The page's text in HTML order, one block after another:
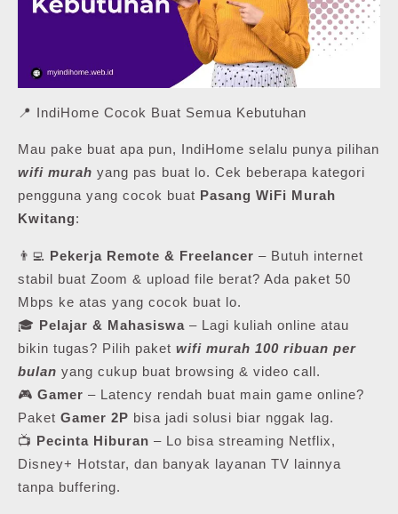
📍 IndiHome Cocok Buat Semua Kebutuhan
Mau pake buat apa pun, IndiHome selalu punya pilihan
wifi murah yang pas buat lo. Cek beberapa kategori
pengguna yang cocok buat Pasang WiFi Murah
Kwitang:
👨‍💻 Pekerja Remote & Freelancer – Butuh internet
stabil buat Zoom & upload file berat? Ada paket 50
Mbps ke atas yang cocok buat lo.
🎓 Pelajar & Mahasiswa – Lagi kuliah online atau
bikin tugas? Pilih paket wifi murah 100 ribuan per
bulan yang cukup buat browsing & video call.
🎮 Gamer – Latency rendah buat main game online?
Paket Gamer 2P bisa jadi solusi biar nggak lag.
📺 Pecinta Hiburan – Lo bisa streaming Netflix,
Disney+ Hotstar, dan banyak layanan TV lainnya
tanpa buffering.